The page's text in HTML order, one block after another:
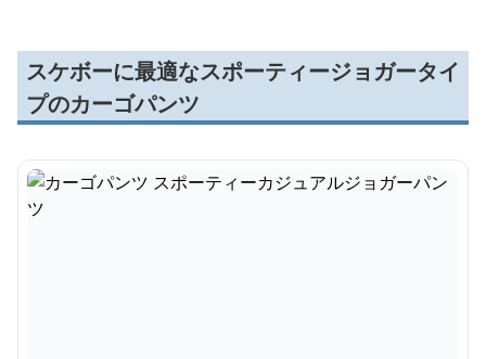
スケボーに最適なスポーティージョガータイ
プのカーゴパンツ